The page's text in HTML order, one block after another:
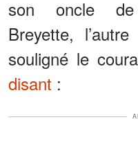
son oncle de
Breyette,
souligné le
disant :